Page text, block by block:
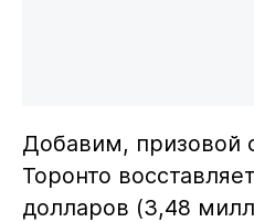
Добавим, призовой
Торонто
долларов (3,48